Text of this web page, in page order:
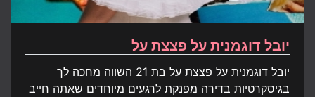
יובל דוגמנית על פצצת על
יובל דוגמנית על פצצת על בת 21 השווה מחכה לך
בגיסקרטיות בדירה מפנקת לרגעים מיוחדים שאתה חייב